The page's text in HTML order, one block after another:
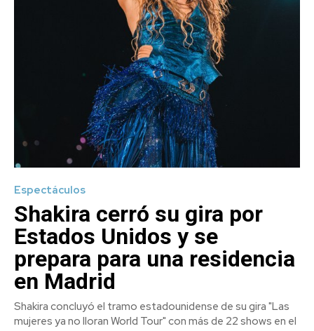
Espectáculos
Shakira cerró su gira por
Estados Unidos y se
prepara para una residencia
en Madrid
Shakira concluyó el tramo estadounidense de su gira "Las
mujeres ya no lloran World Tour" con más de 22 shows en el